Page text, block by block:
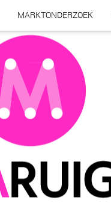
MARKTONDERZOEK